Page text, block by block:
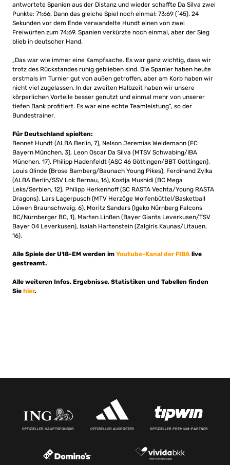
antwortete Spanien aus der Distanz und wieder schaffte Da Silva zwei
Punkte: 71:66. Dann das gleiche Spiel noch einmal: 73:69 (´45). 24
Sekunden vor dem Ende verwandelte Hundt einen von zwei
Freiwürfen zum 74:69. Spanien verkürzte noch einmal, aber der Sieg
blieb in deutscher Hand.
„Das war wie immer eine Kampfsache. Es war ganz wichtig, dass wir
trotz des Rückstandes ruhig geblieben sind. Die Spanier haben heute
erstmals im Turnier gut von außen getroffen, aber am Korb haben wir
nicht viel zugelassen. In der zweiten Halbzeit haben wir unsere
körperlichen Vorteile besser genutzt und einmal mehr von unserer
tiefen Bank profitiert. Es war eine echte Teamleistung“, so der
Bundestrainer.
Für Deutschland spielten:
Bennet Hundt (ALBA Berlin, 7), Nelson Jeremias Weidemann (FC
Bayern München, 3), Leon Oscar Da Silva (MTSV Schwabing/IBA
München, 17), Philipp Hadenfeldt (ASC 46 Göttingen/BBT Göttingen),
Louis Olinde (Brose Bamberg/Baunach Young Pikes), Ferdinand Zylka
(ALBA Berlin/SSV Lok Bernau, 16), Kostja Mushidi (BC Mega
Leks/Serbien, 12), Philipp Herkenhoff (SC RASTA Vechta/Young RASTA
Dragons), Lars Lagerpusch (MTV Herzöge Wolfenbüttel/Basketball
Löwen Braunschweig, 6), Moritz Sanders (Igeko Nürnberg Falcons
BC/Nürnberger BC, 1), Marten Linßen (Bayer Giants Leverkusen/TSV
Bayer 04 Leverkusen), Isaiah Hartenstein (Zalgiris Kaunas/Litauen,
16).
Alle Spiele der U18-EM werden im Youtube-Kanal der FIBA live
gestreamt.
Alle weiteren Infos, Ergebnisse, Statistiken und Tabellen finden
Sie hier.
OFFIZIELLER HAUPTSPONSOR OFFIZIELLER AUSRÜSTER OFFIZIELLER PREMIUM-PARTNER